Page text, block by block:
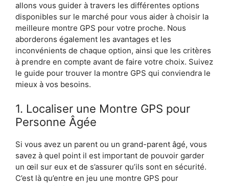
allons vous guider à travers les différentes options
disponibles sur le marché pour vous aider à choisir la
meilleure montre GPS pour votre proche. Nous
aborderons également les avantages et les
inconvénients de chaque option, ainsi que les critères
à prendre en compte avant de faire votre choix. Suivez
le guide pour trouver la montre GPS qui conviendra le
mieux à vos besoins.
1. Localiser une Montre GPS pour
Personne Âgée
Si vous avez un parent ou un grand-parent âgé, vous
savez à quel point il est important de pouvoir garder
un œil sur eux et de s’assurer qu’ils sont en sécurité.
C’est là qu’entre en jeu une montre GPS pour